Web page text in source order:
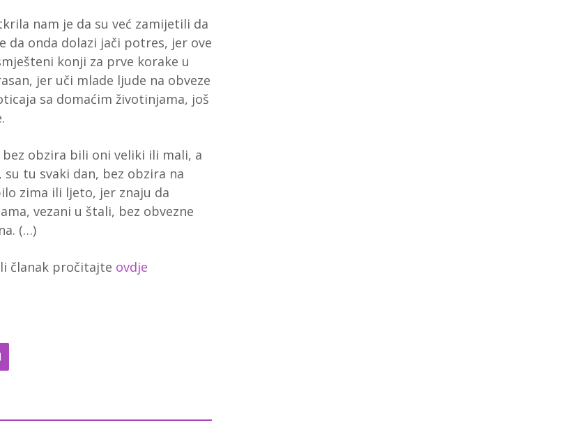
nam je da su već zamijetili da
da onda dolazi jači potres, jer ove
konji za prve korake u
jer uči mlade ljude na obveze
sa domaćim životinjama, još
obzira bili oni veliki ili mali, a
tu svaki dan, bez obzira na
zima ili ljeto, jer znaju da
vezani u štali, bez obvezne
(…)
članak pročitajte ovdje